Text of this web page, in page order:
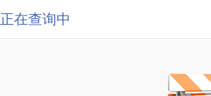
正在查询中